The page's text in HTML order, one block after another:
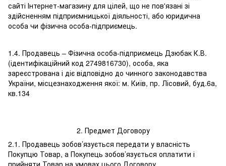
сайті Інтернет-магазину для цілей, що не пов'язані зі
здійсненням підприємницької діяльності, або юридична
особа чи фізична особа-підприємець.
1.4. Продавець – Фізична особа-підприємець Дзюбак К.В.
(ідентифікаційний код 2749816730), особа, яка
зареєстрована і діє відповідно до чинного законодавства
України, місцезнаходження якої: м. Київ, пр. Лісовий, буд.6а,
кв.134
2. Предмет Договору
2.1. Продавець зобов’язується передати у власність
Покупцю Товар, а Покупець зобов’язується оплатити і